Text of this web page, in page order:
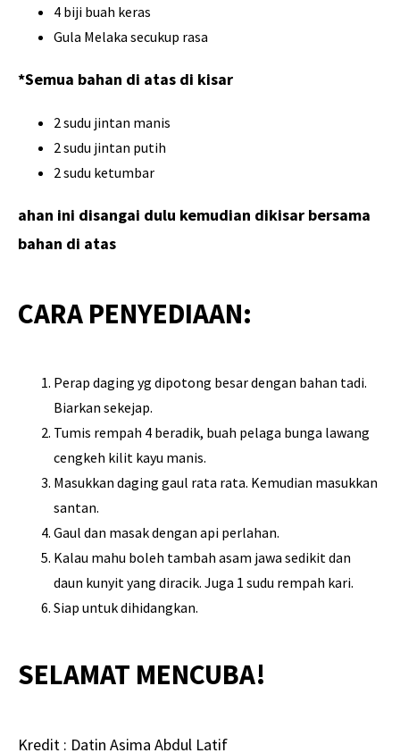
4 biji buah keras
Gula Melaka secukup rasa
*Semua bahan di atas di kisar
2 sudu jintan manis
2 sudu jintan putih
2 sudu ketumbar
ahan ini disangai dulu kemudian dikisar bersama
bahan di atas
CARA PENYEDIAAN:
Perap daging yg dipotong besar dengan bahan tadi.
Biarkan sekejap.
Tumis rempah 4 beradik, buah pelaga bunga lawang
cengkeh kilit kayu manis.
Masukkan daging gaul rata rata. Kemudian masukkan
santan.
Gaul dan masak dengan api perlahan.
Kalau mahu boleh tambah asam jawa sedikit dan
daun kunyit yang diracik. Juga 1 sudu rempah kari.
Siap untuk dihidangkan.
SELAMAT MENCUBA!
Kredit : Datin Asima Abdul Latif